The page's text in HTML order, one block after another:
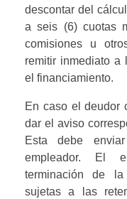
descontar del
a seis (6) cuotas
comisiones u
remitir inmediato a
el financiamiento.
En caso el deudor
dar el aviso
Esta debe
empleador. El
terminación de
sujetas a las